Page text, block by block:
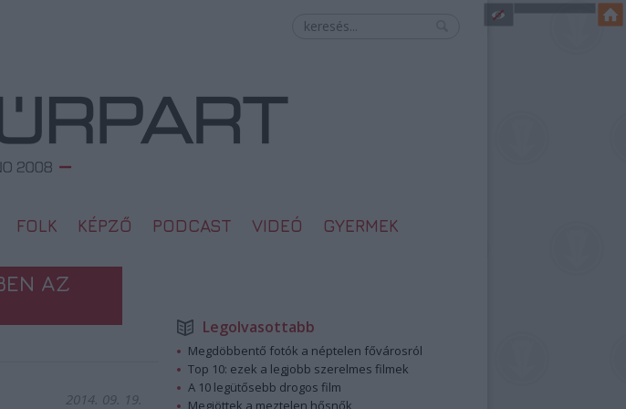
FOLK KÉPZŐ PODCAST VIDEÓ GYERMEK
AZ
2014. 09. 19.
Legolvasottabb
Megdöbbentő fotók a néptelen fővárosról
Top 10: ezek a legjobb szerelmes filmek
A 10 legütősebb drogos film
Megjöttek a meztelen hősnők